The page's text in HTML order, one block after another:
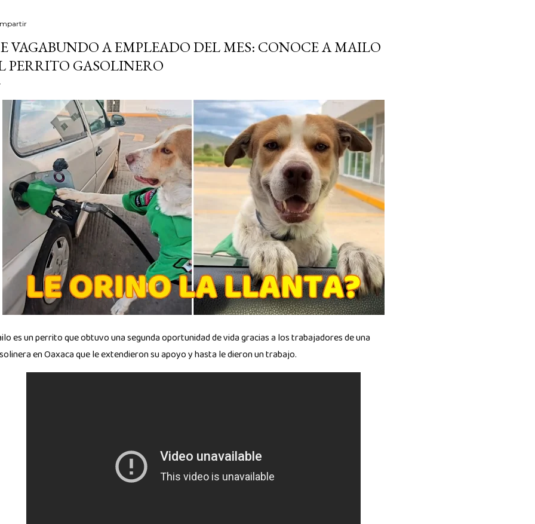
VAGABUNDO A EMPLEADO DEL MES: CONOCE A MAILO
PERRITO GASOLINERO
es un perrito que obtuvo una segunda oportunidad de vida gracias a los trabajadores de una
en Oaxaca que le extendieron su apoyo y hasta le dieron un trabajo.